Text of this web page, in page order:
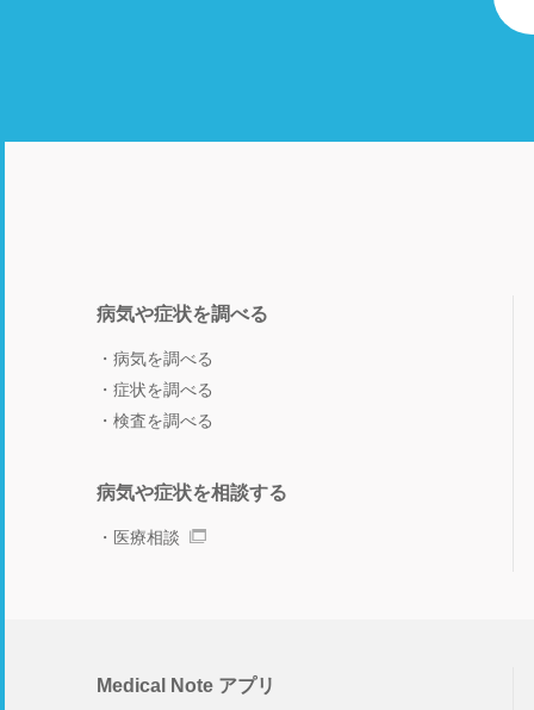
病気や症状を調べる
病気を調べる
症状を調べる
検査を調べる
病気や症状を相談する
医療相談
Medical Note アプリ